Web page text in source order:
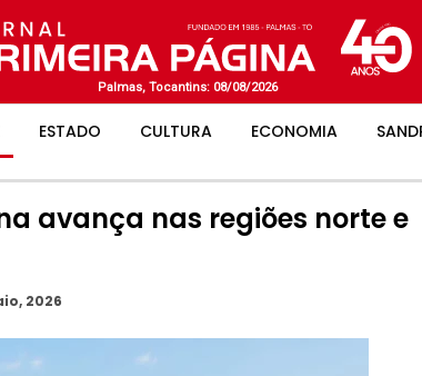
Palmas, Tocantins: 08/08/2026
ESTADO CULTURA ECONOMIA
avança nas regiões norte e
2026